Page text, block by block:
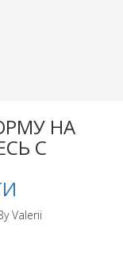
НА
С
Valerii